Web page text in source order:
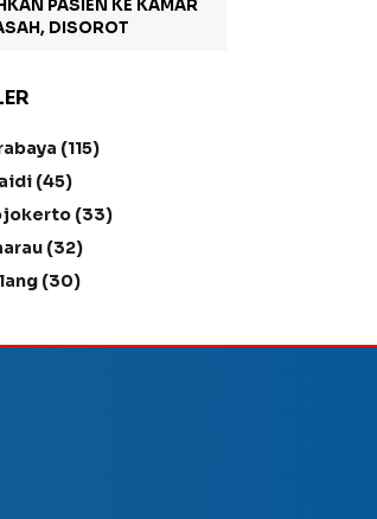
PASIEN KE KAMAR
DISOROT
(115)
(45)
(33)
(32)
(30)